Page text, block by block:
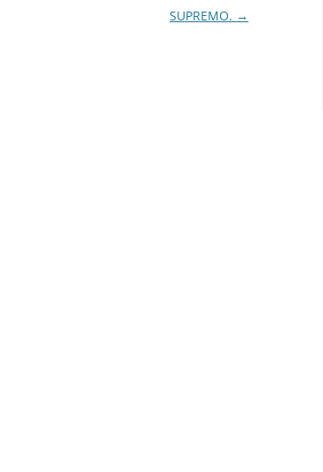
SUPREMO. →